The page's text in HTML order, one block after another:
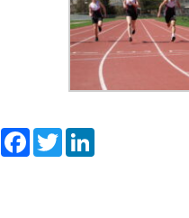
ShareFacebook
Twitter